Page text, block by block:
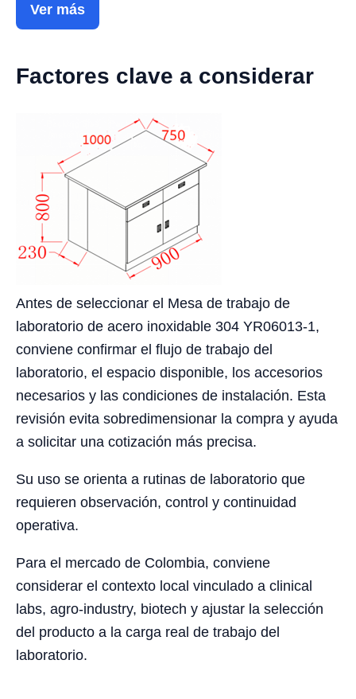
Ver más
Factores clave a considerar
Antes de seleccionar el Mesa de trabajo de
laboratorio de acero inoxidable 304 YR06013-1,
conviene confirmar el flujo de trabajo del
laboratorio, el espacio disponible, los accesorios
necesarios y las condiciones de instalación. Esta
revisión evita sobredimensionar la compra y ayuda
a solicitar una cotización más precisa.
Su uso se orienta a rutinas de laboratorio que
requieren observación, control y continuidad
operativa.
Para el mercado de Colombia, conviene
considerar el contexto local vinculado a clinical
labs, agro-industry, biotech y ajustar la selección
del producto a la carga real de trabajo del
laboratorio.